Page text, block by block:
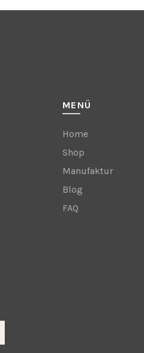
MENÜ
Home
Shop
Manufaktur
Blog
FAQ